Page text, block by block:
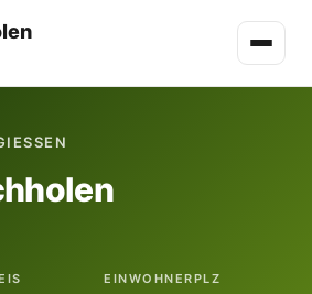
EINWOHNERPLZ